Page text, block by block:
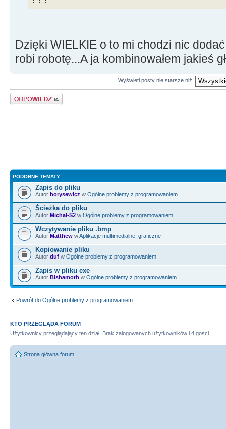
Dzięki WIELKIE o to mi chodzi nic
robi robotę...A ja kombinowałem jakieś
Wyświetl posty nie starsze niż:
Odpowiedz
PODOBNE TEMATY
Zapis do pliku
Autor borysewicz w Ogólne problemy z programowaniem
Ścieżka do pliku
Autor Michal-S2 w Ogólne problemy z programowaniem
Wczytywanie pliku .bmp
Autor Matthew wAplikacje multimedialne, graficzne
Kopiowanie pliku
Autor duf w Ogólne problemy z programowaniem
Zapis w pliku exe
Autor Bishamoth w Ogólne problemy z programowaniem
Powrót do Ogólne problemy z programowaniem
KTO PRZEGLĄDA FORUM
Użytkownicy przeglądający ten dział: Brak zalogowanych użytkowników i 4 gości
Strona główna forum